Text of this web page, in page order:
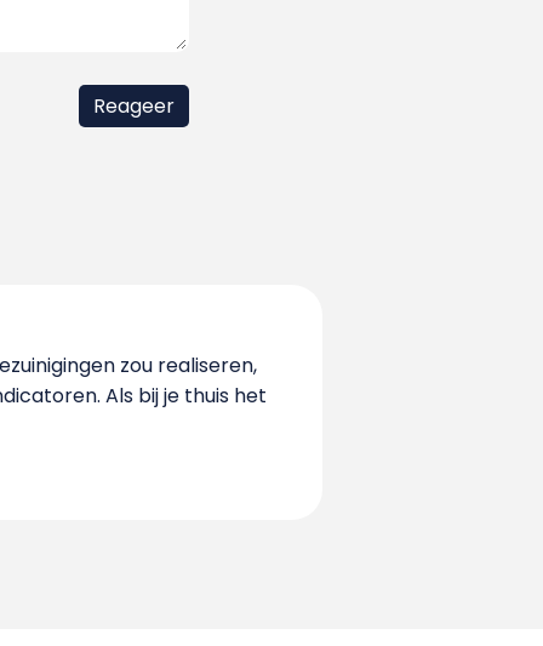
zou realiseren,
Als bij je thuis het